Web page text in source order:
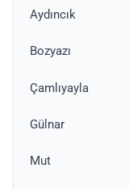
Aydıncık
Bozyazı
Çamlıyayla
Gülnar
Mut